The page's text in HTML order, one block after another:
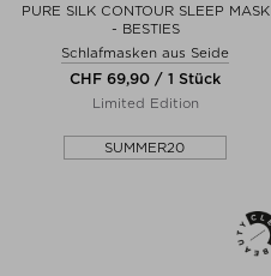
PURE SILK CONTOUR SLEEP MASK
- BESTIES
Schlafmasken aus Seide
CHF 69,90 / 1 Stück
Limited Edition
SUMMER20